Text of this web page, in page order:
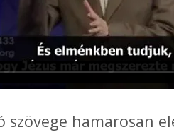
szövege hamarosan